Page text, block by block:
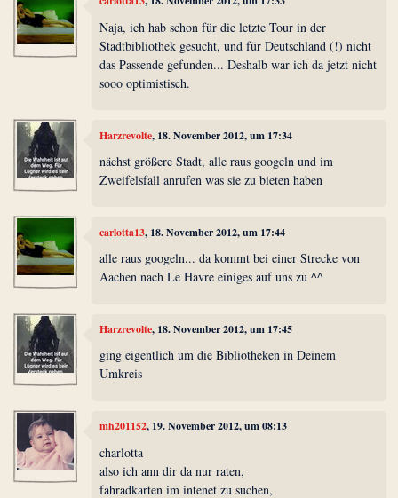
Naja, ich hab schon für die letzte Tour in der
Stadtbibliothek gesucht, und für Deutschland (!) nicht
das Passende gefunden... Deshalb war ich da jetzt nicht
sooo optimistisch.
Harzrevolte, 18. November 2012, um 17:34
nächst größere Stadt, alle raus googeln und im
Zweifelsfall anrufen was sie zu bieten haben
carlotta13, 18. November 2012, um 17:44
alle raus googeln... da kommt bei einer Strecke von
Aachen nach Le Havre einiges auf uns zu ^^
Harzrevolte, 18. November 2012, um 17:45
ging eigentlich um die Bibliotheken in Deinem
Umkreis
mh201152, 19. November 2012, um 08:13
charlotta
also ich ann dir da nur raten,
fahradkarten im intenet zu suchen,